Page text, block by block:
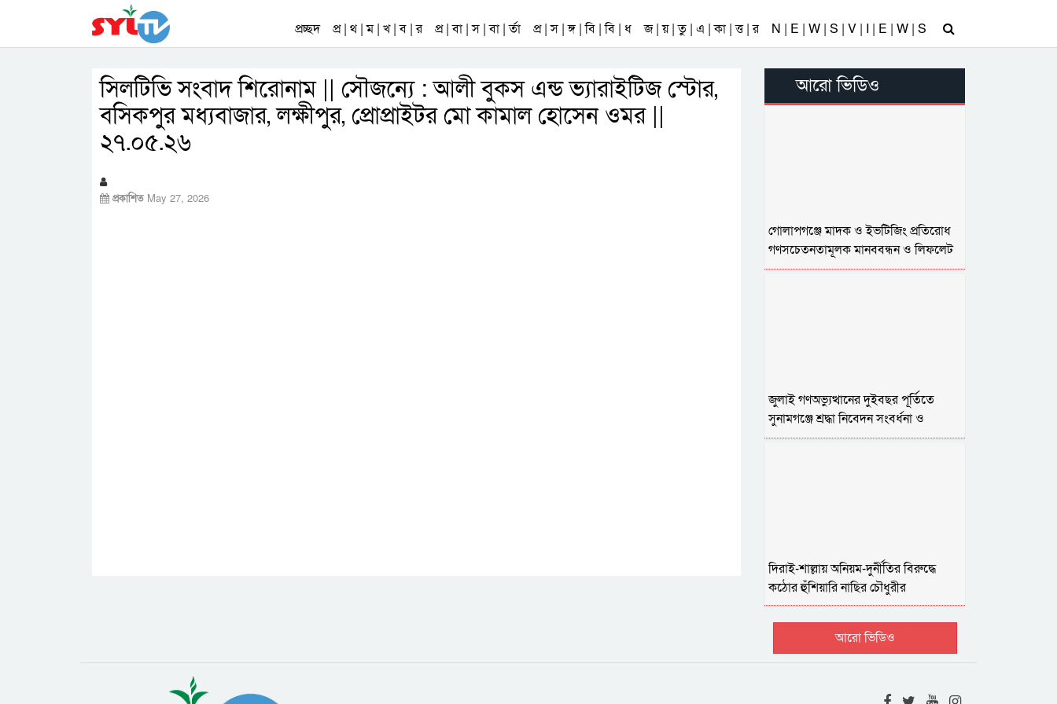
প্রচ্ছদ প্র | থ | ম | খ | ব | র প্র | বা | স | বা | র্তা প্র | স | ঙ্গ | বি | বি | ধ জ | য় | তু | এ | কা | ত্ত | র N | E | W | S | V | I | E | W | S
সিলটিভি সংবাদ শিরোনাম || সৌজন্যে : আলী বুকস এন্ড ভ্যারাইটিজ স্টোর,
বসিকপুর মধ্যবাজার, লক্ষীপুর, প্রোপ্রাইটর মো কামাল হোসেন ওমর ||
২৭.০৫.২৬
প্রকাশিত May 27, 2026
আরো ভিডিও
গোলাপগঞ্জে মাদক ও ইভটিজিং প্রতিরোধ
গণসচেতনতামূলক মানববন্ধন ও লিফলেট
বিতরণ
জুলাই গণঅভ্যুত্থানের দুইবছর পূর্তিতে
সুনামগঞ্জে শ্রদ্ধা নিবেদন সংবর্ধনা ও
আলোচনা
দিরাই-শাল্লায় অনিয়ম-দুর্নীতির বিরুদ্ধে
কঠোর হুঁশিয়ারি নাছির চৌধুরীর
আরো ভিডিও